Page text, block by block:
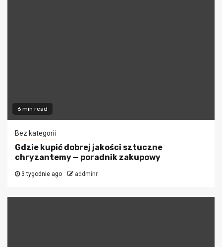
6 min read
Bez kategorii
Gdzie kupić dobrej jakości sztuczne
chryzantemy — poradnik zakupowy
3 tygodnie ago addminr